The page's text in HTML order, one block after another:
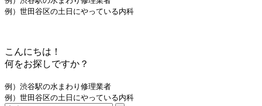
例）世田谷区の土日にやっている内科
こんにちは！
何をお探しですか？
例）渋谷駅の水まわり修理業者
例）世田谷区の土日にやっている内科